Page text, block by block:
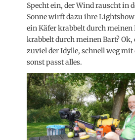
Specht ein, der Wind rauscht in
Sonne wirft dazu ihre
ein Käfer krabbelt durch meinen
krabbelt durch meinen Bart?
zuviel der Idylle, schnell weg mit
sonst passt alles.